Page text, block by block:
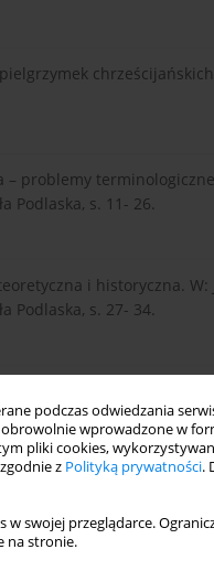
podczas odwiedzania
wprowadzone w
pliki cookies,
z Polityką prywatności.
w swojej przeglądarce.
na stronie.
problemy
Podlaska, s. 11- 26.
i historyczna. W:
Podlaska, s. 27- 34.
sanktuaria i
Naukowa, Warszawa.
Powszechna,